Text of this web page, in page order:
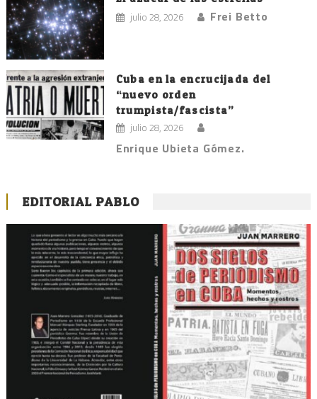
julio 28, 2026 Frei Betto
Cuba en la encrucijada del
“nuevo orden
trumpista/fascista”
julio 28, 2026
Enrique Ubieta Gómez.
EDITORIAL PABLO